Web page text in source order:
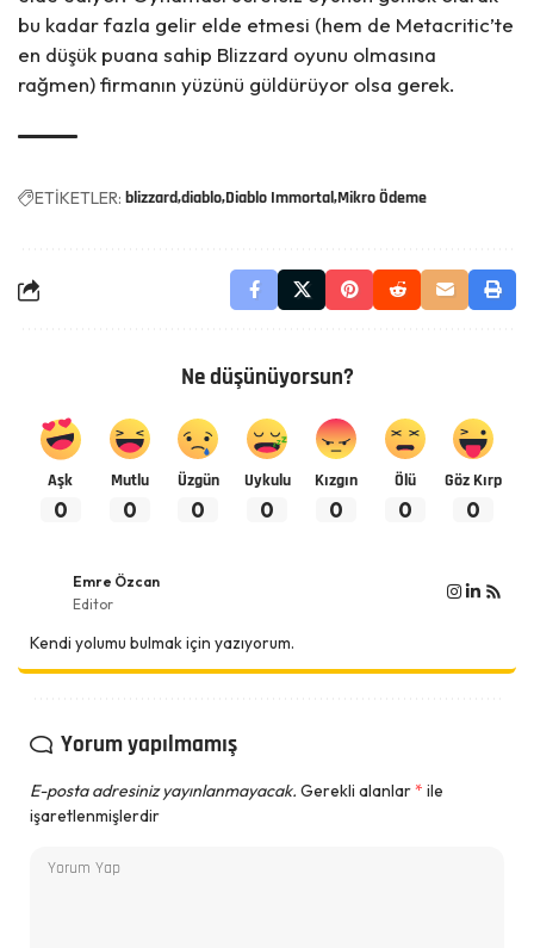
bu kadar fazla gelir elde etmesi (hem de Metacritic’te
en düşük puana sahip Blizzard oyunu olmasına
rağmen) firmanın yüzünü güldürüyor olsa gerek.
ETİKETLER: blizzarddiablo Diablo Immortal Mikro Ödeme
Ne düşünüyorsun?
Aşk
0
Mutlu
0
Üzgün
0
Uykulu
0
Kızgın
0
Ölü
0
Göz Kırp
0
Emre Özcan
Editor
Kendi yolumu bulmak için yazıyorum.
Yorum yapılmamış
E-posta adresiniz yayınlanmayacak. Gerekli alanlar* ile
işaretlenmişlerdir